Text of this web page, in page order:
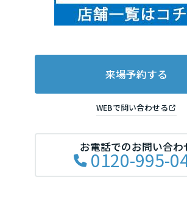
来場予約する
WEBで問い合わせる
お電話でのお問い合わ
0120-995-